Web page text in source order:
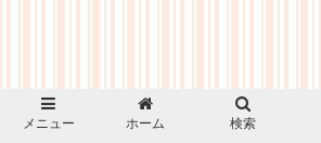
メニュー ホーム 検索